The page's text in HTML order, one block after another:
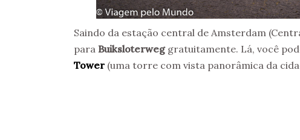
Saindo da estação central de Amsterdam
para Buiksloterweggratuitamente. Lá, você
Tower(uma torre com vista panorâmica da